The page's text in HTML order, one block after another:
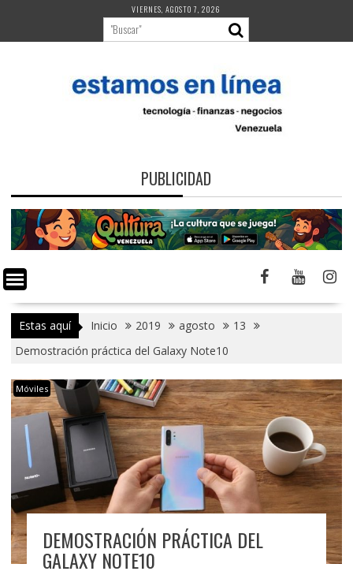
contenido
VIERNES, AGOSTO 7, 2026
PUBLICIDAD
Estas aquí Inicio 2019 agosto
13
Demostración práctica del Galaxy Note10
Móviles
DEMOSTRACIÓN PRÁCTICA DEL
GALAXY NOTE10